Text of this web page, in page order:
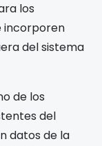
los
incorporen
del sistema
de los
del
datos de la